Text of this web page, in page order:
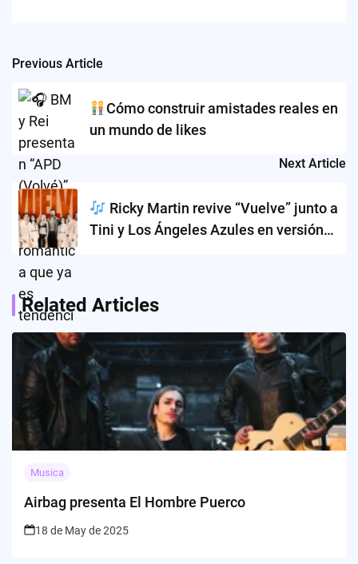
Post
navigation
Previous Article
Cómo construir amistades reales en
un mundo de likes
Next Article
Ricky Martin revive “Vuelve” junto a
Tini y Los Ángeles Azules en versión
Related Articles
Musica
Airbag presenta El Hombre Puerco
18 de May de 2025